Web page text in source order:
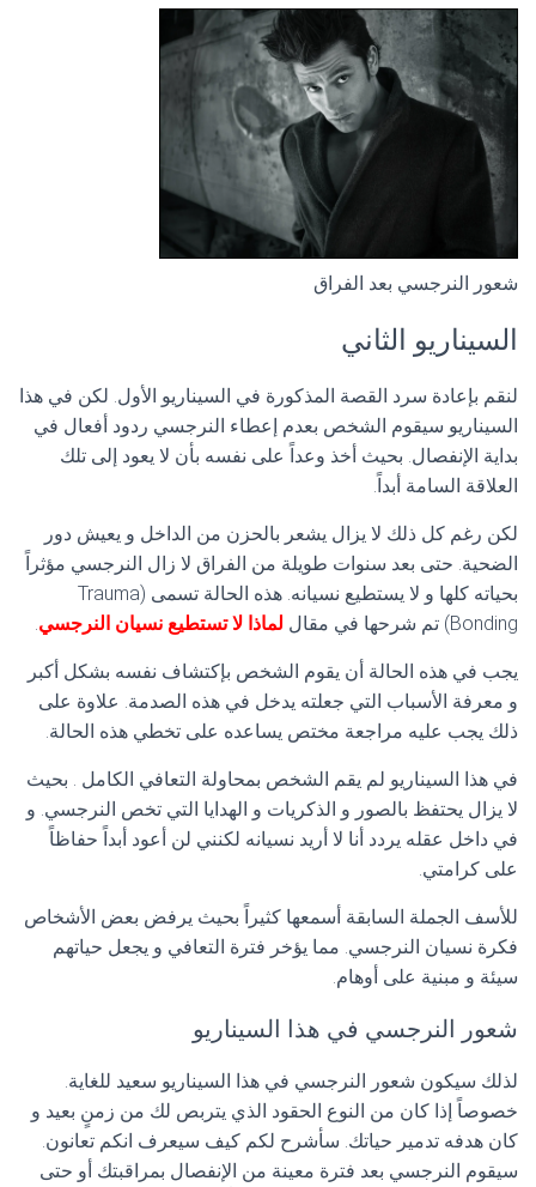
شعور النرجسي بعد الفراق
السيناريو الثاني
لنقم بإعادة سرد القصة المذكورة في السيناريو الأول. لكن في هذا
السيناريو سيقوم الشخص بعدم إعطاء النرجسي ردود أفعال في
بداية الإنفصال. بحيث أخذ وعداً على نفسه بأن لا يعود إلى تلك
العلاقة السامة أبداً.
لكن رغم كل ذلك لا يزال يشعر بالحزن من الداخل و يعيش دور
الضحية. حتى بعد سنوات طويلة من الفراق لا زال النرجسي مؤثراً
بحياته كلها و لا يستطيع نسيانه. هذه الحالة تسمى (Trauma
Bonding) تم شرحها في مقال
لماذا لا تستطيع نسيان النرجسي
يجب في هذه الحالة أن يقوم الشخص بإكتشاف نفسه بشكل أكبر
و معرفة الأسباب التي جعلته يدخل في هذه الصدمة. علاوة على
ذلك يجب عليه مراجعة مختص يساعده على تخطي هذه الحالة.
في هذا السيناريو لم يقم الشخص بمحاولة التعافي الكامل . بحيث
لا يزال يحتفظ بالصور و الذكريات و الهدايا التي تخص النرجسي. و
في داخل عقله يردد أنا لا أريد نسيانه لكنني لن أعود أبداً حفاظاً
على كرامتي.
للأسف الجملة السابقة أسمعها كثيراً بحيث يرفض بعض الأشخاص
فكرة نسيان النرجسي. مما يؤخر فترة التعافي و يجعل حياتهم
سيئة و مبنية على أوهام.
شعور النرجسي في هذا السيناريو
لذلك سيكون شعور النرجسي في هذا السيناريو سعيد للغاية.
خصوصاً إذا كان من النوع الحقود الذي يتربص لك من زمنٍ بعيد و
كان هدفه تدمير حياتك. سأشرح لكم كيف سيعرف انكم تعانون.
سيقوم النرجسي بعد فترة معينة من الإنفصال بمراقبتك أو حتى